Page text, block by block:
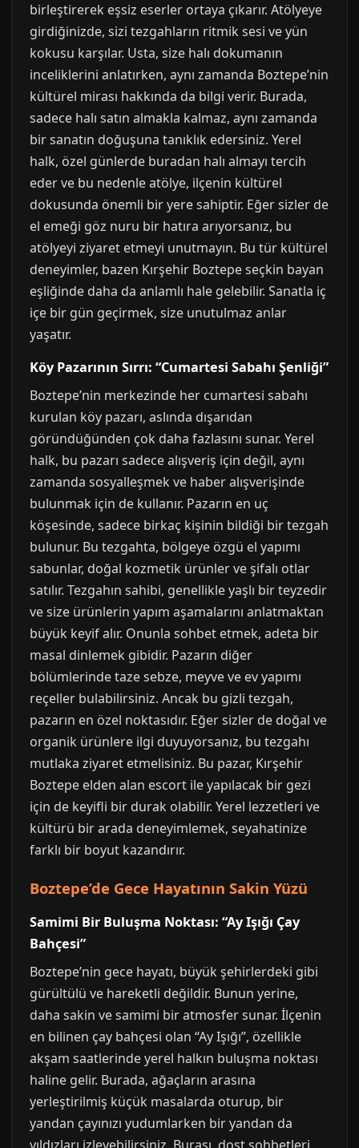
birleştirerek eşsiz eserler ortaya çıkarır. Atölyeye
girdiğinizde, sizi tezgahların ritmik sesi ve yün
kokusu karşılar. Usta, size halı dokumanın
inceliklerini anlatırken, aynı zamanda Boztepe’nin
kültürel mirası hakkında da bilgi verir. Burada,
sadece halı satın almakla kalmaz, aynı zamanda
bir sanatın doğuşuna tanıklık edersiniz. Yerel
halk, özel günlerde buradan halı almayı tercih
eder ve bu nedenle atölye, ilçenin kültürel
dokusunda önemli bir yere sahiptir. Eğer sizler de
el emeği göz nuru bir hatıra arıyorsanız, bu
atölyeyi ziyaret etmeyi unutmayın. Bu tür kültürel
deneyimler, bazen Kırşehir Boztepe seçkin bayan
eşliğinde daha da anlamlı hale gelebilir. Sanatla iç
içe bir gün geçirmek, size unutulmaz anlar
yaşatır.
Köy Pazarının Sırrı: “Cumartesi Sabahı Şenliği”
Boztepe’nin merkezinde her cumartesi sabahı
kurulan köy pazarı, aslında dışarıdan
göründüğünden çok daha fazlasını sunar. Yerel
halk, bu pazarı sadece alışveriş için değil, aynı
zamanda sosyalleşmek ve haber alışverişinde
bulunmak için de kullanır. Pazarın en uç
köşesinde, sadece birkaç kişinin bildiği bir tezgah
bulunur. Bu tezgahta, bölgeye özgü el yapımı
sabunlar, doğal kozmetik ürünler ve şifalı otlar
satılır. Tezgahın sahibi, genellikle yaşlı bir teyzedir
ve size ürünlerin yapım aşamalarını anlatmaktan
büyük keyif alır. Onunla sohbet etmek, adeta bir
masal dinlemek gibidir. Pazarın diğer
bölümlerinde taze sebze, meyve ve ev yapımı
reçeller bulabilirsiniz. Ancak bu gizli tezgah,
pazarın en özel noktasıdır. Eğer sizler de doğal ve
organik ürünlere ilgi duyuyorsanız, bu tezgahı
mutlaka ziyaret etmelisiniz. Bu pazar, Kırşehir
Boztepe elden alan escort ile yapılacak bir gezi
için de keyifli bir durak olabilir. Yerel lezzetleri ve
kültürü bir arada deneyimlemek, seyahatinize
farklı bir boyut kazandırır.
Boztepe’de Gece Hayatının Sakin Yüzü
Samimi Bir Buluşma Noktası: “Ay Işığı Çay
Bahçesi”
Boztepe’nin gece hayatı, büyük şehirlerdeki gibi
gürültülü ve hareketli değildir. Bunun yerine,
daha sakin ve samimi bir atmosfer sunar. İlçenin
en bilinen çay bahçesi olan “Ay Işığı”, özellikle
akşam saatlerinde yerel halkın buluşma noktası
haline gelir. Burada, ağaçların arasına
yerleştirilmiş küçük masalarda oturup, bir
yandan çayınızı yudumlarken bir yandan da